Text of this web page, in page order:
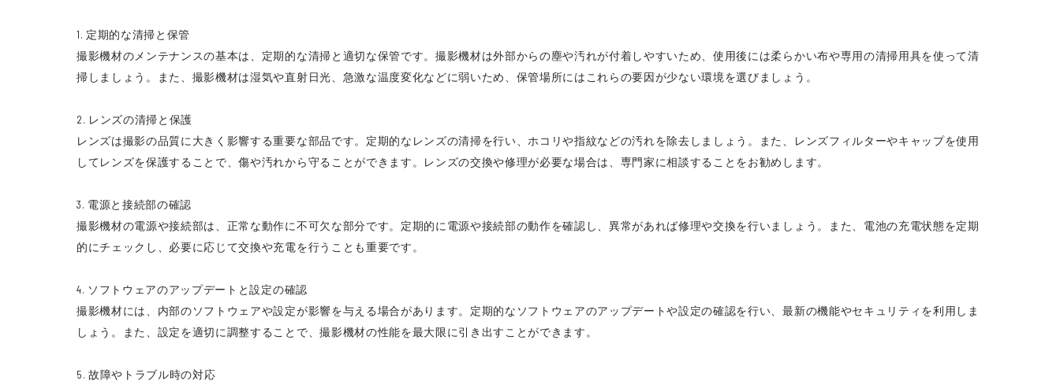
1. 定期的な清掃と保管
撮影機材のメンテナンスの基本は、定期的な清掃と適切な保管です。撮影機材は外部からの塵や汚れが付着しやすいため、使用後には柔らかい布や専用の清掃用具を使って清
掃しましょう。また、撮影機材は湿気や直射日光、急激な温度変化などに弱いため、保管場所にはこれらの要因が少ない環境を選びましょう。
2. レンズの清掃と保護
レンズは撮影の品質に大きく影響する重要な部品です。定期的なレンズの清掃を行い、ホコリや指紋などの汚れを除去しましょう。また、レンズフィルターやキャップを使用
してレンズを保護することで、傷や汚れから守ることができます。レンズの交換や修理が必要な場合は、専門家に相談することをお勧めします。
3. 電源と接続部の確認
撮影機材の電源や接続部は、正常な動作に不可欠な部分です。定期的に電源や接続部の動作を確認し、異常があれば修理や交換を行いましょう。また、電池の充電状態を定期
的にチェックし、必要に応じて交換や充電を行うことも重要です。
4. ソフトウェアのアップデートと設定の確認
撮影機材には、内部のソフトウェアや設定が影響を与える場合があります。定期的なソフトウェアのアップデートや設定の確認を行い、最新の機能やセキュリティを利用しま
しょう。また、設定を適切に調整することで、撮影機材の性能を最大限に引き出すことができます。
5. 故障やトラブル時の対応